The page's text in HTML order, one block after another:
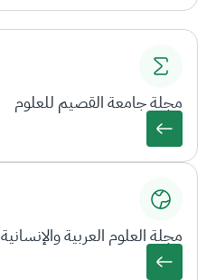
مجلة جامعة القصيم للعلوم
مجلة العلوم العربية والإنسانية